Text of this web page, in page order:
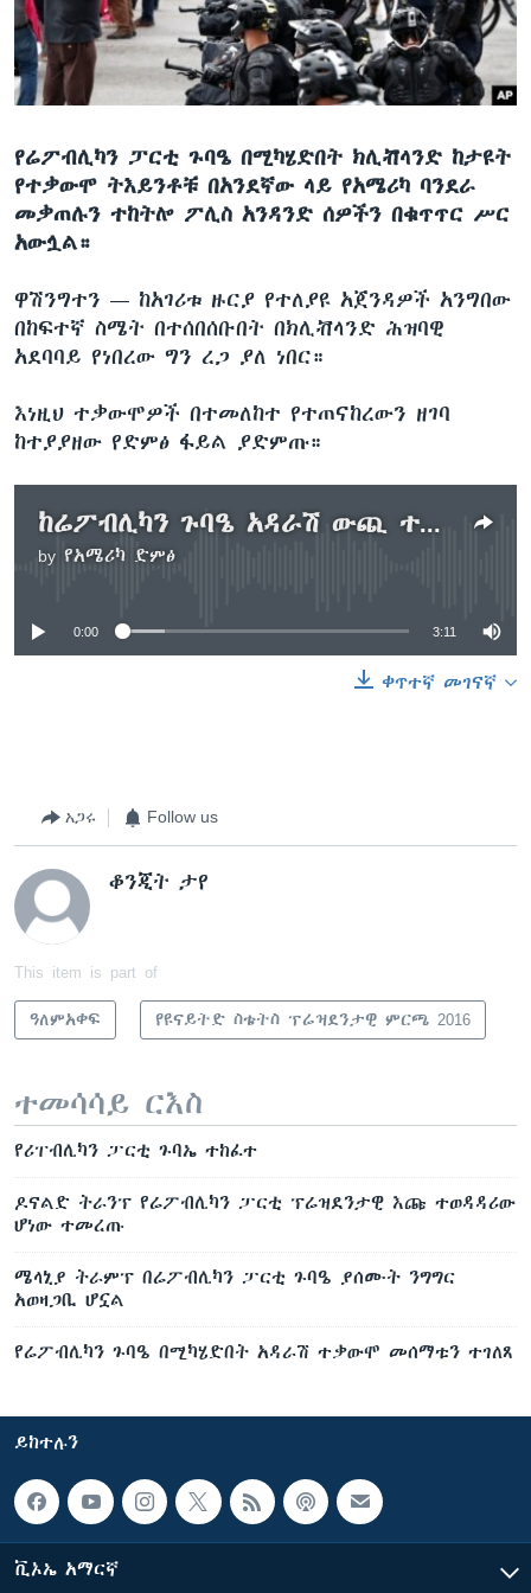
ቋንቋዎች
የሬፖብሊካን ፓርቲ ጉባዔ በሚካሄድበት ክሊቭላንድ ከታዩት
የተቃውሞ ትእይንቶቹ በአንደኛው ላይ የአሜሪካ ባንደራ
መቃጠሉን ተከትሎ ፖሊስ አንዳንድ ሰዎችን በቁጥጥር ሥር
አውሏል።
ዋሽንግተን — ከአገሪቱ ዙርያ የተለያዩ አጀንዳዎች አንግበው
በከፍተኛ ስሜት በተሰበሰቡበት በክሊቭላንድ ሕዝባዊ
አደባባይ የነበረው ግን ረጋ ያለ ነበር።
እነዚህ ተቃውሞዎች በተመለከተ የተጠናከረውን ዘገባ
ከተያያዘው የድምፅ ፋይል ያድምጡ።
ከሬፖብሊካን ጉባዔ አዳራሽ ውጪ ተቃውሞ ቀጥሏል
by የአሜሪካ ድምፅ
No media source currently available
0:00 3:11
ቀጥተኛ መገናኛ
አጋሩ Follow us
ቆንጂት ታየ
This item is part of
ዓለምአቀፍ የዩናይትድ ስቴትስ ፕሬዝደንታዊ ምርጫ 2016
ተመሳሳይ ርእስ
የሪፐብሊካን ፓርቲ ጉባኤ ተከፈተ
ዶናልድ ትራንፕ የሬፖብሊካን ፓርቲ ፕሬዝደንታዊ እጩ ተወዳዳሪው
ሆነው ተመረጡ
ሜላኒያ ትራምፕ በሬፖብሊካን ፓርቲ ጉባዔ ያሰሙት ንግግር
አወዛጋቢ ሆኗል
የሬፖብሊካን ጉባዔ በሚካሄድበት አዳራሽ ተቃውሞ መሰማቱን ተገለጸ
ይከተሉን
ቪኦኤ አማርኛ